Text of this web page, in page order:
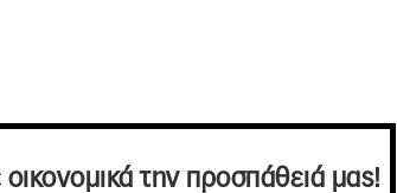
την προσπάθειά μας!